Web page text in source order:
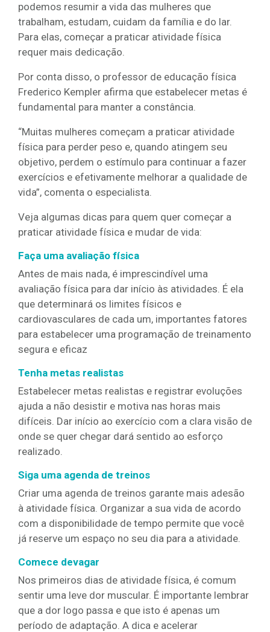
podemos resumir a vida das mulheres que
trabalham, estudam, cuidam da família e do lar.
Para elas, começar a praticar atividade física
requer mais dedicação.
Por conta disso, o professor de educação física
Frederico Kempler afirma que estabelecer metas é
fundamental para manter a constância.
“Muitas mulheres começam a praticar atividade
física para perder peso e, quando atingem seu
objetivo, perdem o estímulo para continuar a fazer
exercícios e efetivamente melhorar a qualidade de
vida”, comenta o especialista.
Veja algumas dicas para quem quer começar a
praticar atividade física e mudar de vida:
Faça uma avaliação física
Antes de mais nada, é imprescindível uma
avaliação física para dar início às atividades. É ela
que determinará os limites físicos e
cardiovasculares de cada um, importantes fatores
para estabelecer uma programação de treinamento
segura e eficaz
Tenha metas realistas
Estabelecer metas realistas e registrar evoluções
ajuda a não desistir e motiva nas horas mais
difíceis. Dar início ao exercício com a clara visão de
onde se quer chegar dará sentido ao esforço
realizado.
Siga uma agenda de treinos
Criar uma agenda de treinos garante mais adesão
à atividade física. Organizar a sua vida de acordo
com a disponibilidade de tempo permite que você
já reserve um espaço no seu dia para a atividade.
Comece devagar
Nos primeiros dias de atividade física, é comum
sentir uma leve dor muscular. É importante lembrar
que a dor logo passa e que isto é apenas um
período de adaptação. A dica e acelerar